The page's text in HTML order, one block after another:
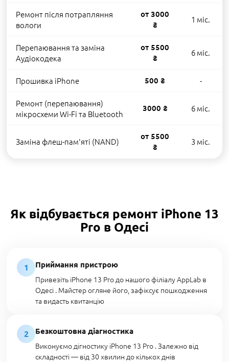
Ремонт після потрапляння
вологи
от 3000
₴
1 міс.
Перепаювання та заміна
Аудіокодека
от 5500
₴
6 міс.
Прошивка iPhone 500 ₴ -
Ремонт (перепаювання)
мікросхеми Wi-Fi та Bluetooth
3000 ₴ 6 міс.
Заміна флеш-пам'яті (NAND)
от 5500
₴
3 міс.
Як відбувається ремонт iPhone 13
Pro в Одесі
1
Приймання пристрою
Привезіть iPhone 13 Pro до нашого філіалу AppLab в
Одесі . Майстер огляне його, зафіксує пошкодження
та видасть квитанцію
2
Безкоштовна діагностика
Виконуємо дігностику iPhone 13 Pro . Залежно від
складності — від 30 хвилин до кількох днів